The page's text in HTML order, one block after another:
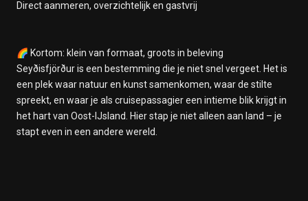
Direct aanmeren, overzichtelijk en gastvrij
🌈 Kortom: klein van formaat, groots in beleving
Seyðisfjörður is een bestemming die je niet snel vergeet. Het is
een plek waar natuur en kunst samenkomen, waar de stilte
spreekt, en waar je als cruisepassagier een intieme blik krijgt in
het hart van Oost-IJsland. Hier stap je niet alleen aan land – je
stapt even in een andere wereld.